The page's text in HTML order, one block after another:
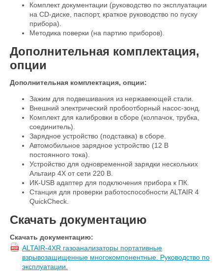
Комплект документации (руководство по эксплуатации
на CD-диске, паспорт, краткое руководство по пуску
прибора).
Методика поверки (на партию приборов).
Дополнительная комплектация,
опции
Дополнительная комплектация, опции:
Зажим для подвешивания из нержавеющей стали.
Внешний электрический пробоотборный насос-зонд.
Комплект для калибровки в сборе (колпачок, трубка,
соединитель).
Зарядное устройство (подставка) в сборе.
Автомобильное зарядное устройство (12 В
постоянного тока).
Устройство для одновременной зарядки нескольких
Альтаир 4Х от сети 220 В.
ИК-USB адаптер для подключения прибора к ПК.
Станция для проверки работоспособности ALTAIR 4
QuickCheck.
Скачать документацию
Скачать документацию:
ALTAIR-4XR газоанализаторы портативные
взрывозащищенные многокомпонентные. Руководство по
эксплуатации.